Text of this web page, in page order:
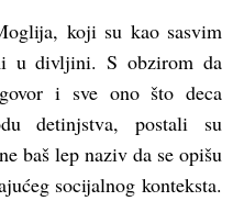
koji su kao sasvim
u divljini. S obzirom da
i sve ono što deca
detinjstva, postali su
baš lep naziv da se opišu
socijalnog konteksta.